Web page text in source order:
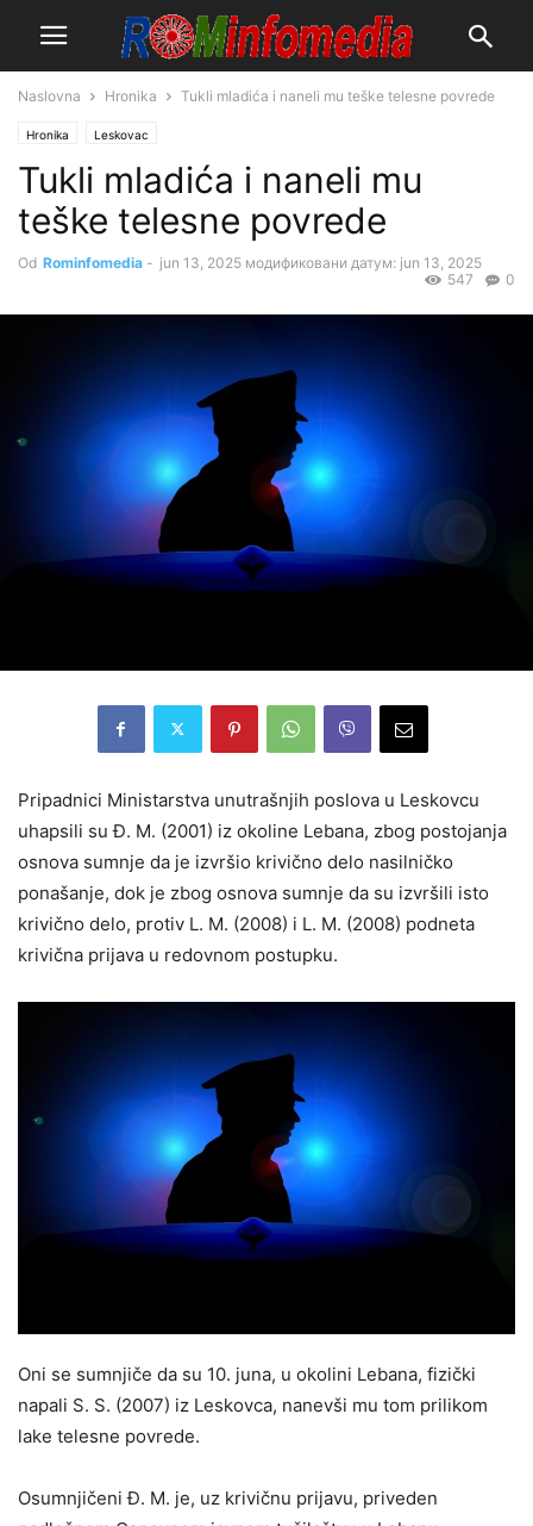
Naslovna Hronika Tukli mladića i naneli mu teške telesne povrede
Hronika Leskovac
Tukli mladića i naneli mu
teške telesne povrede
Od Rominfomedia - jun 13, 2025 модификовани датум: jun 13, 2025
0
547
Pripadnici Ministarstva unutrašnjih poslova u Leskovcu
uhapsili su Đ. M. (2001) iz okoline Lebana, zbog postojanja
osnova sumnje da je izvršio krivično delo nasilničko
ponašanje, dok je zbog osnova sumnje da su izvršili isto
krivično delo, protiv L. M. (2008) i L. M. (2008) podneta
krivična prijava u redovnom postupku.
Oni se sumnjiče da su 10. juna, u okolini Lebana, fizički
napali S. S. (2007) iz Leskovca, nanevši mu tom prilikom
lake telesne povrede.
Osumnjičeni Đ. M. je, uz krivičnu prijavu, priveden